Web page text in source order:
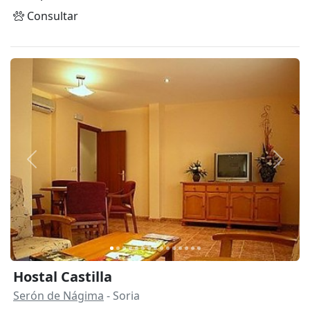
Consultar
Anterior
Hostal Castilla
Serón de Nágima - Soria